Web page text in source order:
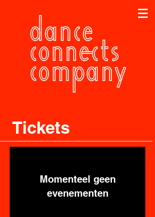
Tickets
Momenteel geen
evenementen